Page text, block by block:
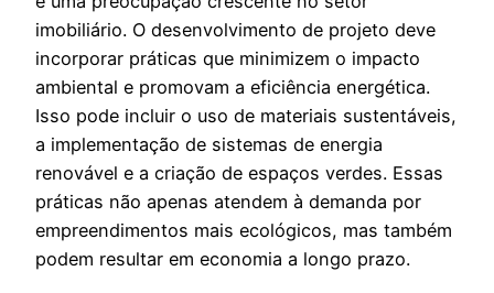
imobiliário. O desenvolvimento de projeto deve
incorporar práticas que minimizem o impacto
ambiental e promovam a eficiência energética.
Isso pode incluir o uso de materiais sustentáveis,
a implementação de sistemas de energia
renovável e a criação de espaços verdes. Essas
práticas não apenas atendem à demanda por
empreendimentos mais ecológicos, mas também
podem resultar em economia a longo prazo.